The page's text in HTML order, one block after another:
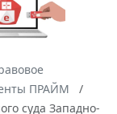
ПРАЙМ
суда Западно-